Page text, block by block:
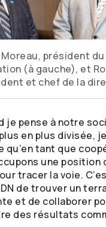
président
(à gauche), et
et chef de la
je pense à notre
en plus divisée,
qu’en tant que
une position
tracer la voie.
de trouver un
et de collaborer
des résultats